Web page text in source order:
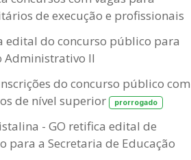
de execução e profissionais
edital do concurso público para
Administrativo II
do concurso público com
de nível superior
prorrogado
- GO retifica edital de
para a Secretaria de Educação